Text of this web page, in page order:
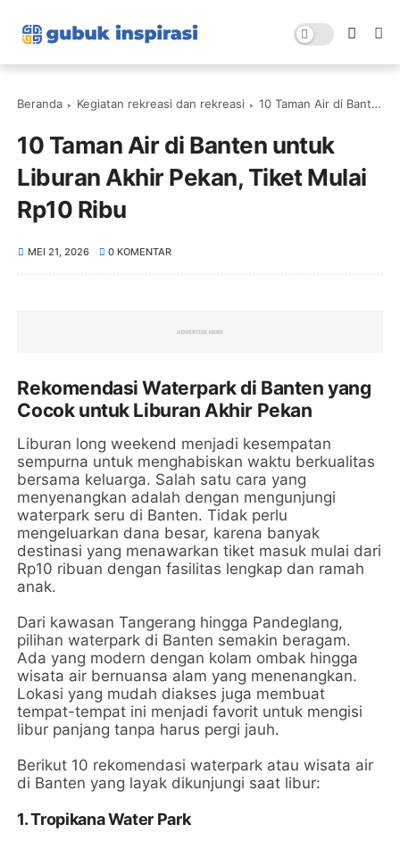
Beranda Kegiatan rekreasi dan rekreasi 10 Taman Air di Banten untuk Liburan Akhir Pekan, Tiket Mulai Rp10 Ribu
10 Taman Air di Banten untuk
Liburan Akhir Pekan, Tiket Mulai
Rp10 Ribu
MEI 21, 2026 0 KOMENTAR
Rekomendasi Waterpark di Banten yang
Cocok untuk Liburan Akhir Pekan
Liburan long weekend menjadi kesempatan
sempurna untuk menghabiskan waktu berkualitas
bersama keluarga. Salah satu cara yang
menyenangkan adalah dengan mengunjungi
waterpark seru di Banten. Tidak perlu
mengeluarkan dana besar, karena banyak
destinasi yang menawarkan tiket masuk mulai dari
Rp10 ribuan dengan fasilitas lengkap dan ramah
anak.
Dari kawasan Tangerang hingga Pandeglang,
pilihan waterpark di Banten semakin beragam.
Ada yang modern dengan kolam ombak hingga
wisata air bernuansa alam yang menenangkan.
Lokasi yang mudah diakses juga membuat
tempat-tempat ini menjadi favorit untuk mengisi
libur panjang tanpa harus pergi jauh.
Berikut 10 rekomendasi waterpark atau wisata air
di Banten yang layak dikunjungi saat libur:
1. Tropikana Water Park